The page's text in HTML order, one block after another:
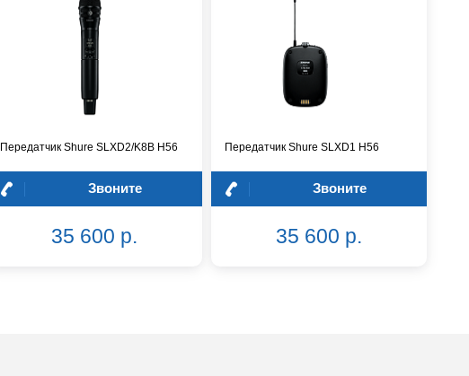
Передатчик Shure SLXD2/K8B H56
Звоните
35 600 р.
Передатчик Shure SLXD1 H56
Звоните
35 600 р.